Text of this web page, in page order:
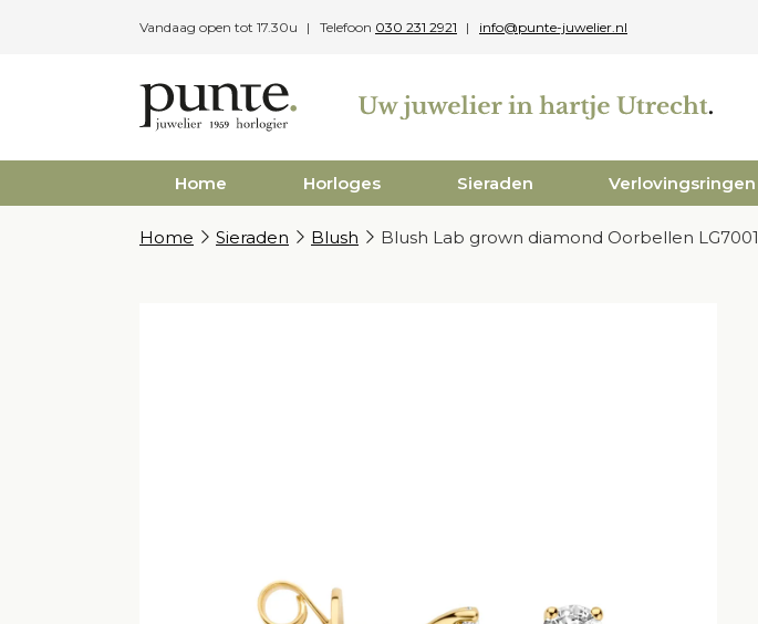
Vandaag open tot 17.30u Telefoon 030 231 2921 info@punte-juwelier.nl
Home Horloges Sieraden Verlovingsringen
Home Sieraden Blush Blush Lab grown diamond Oorbellen LG7001